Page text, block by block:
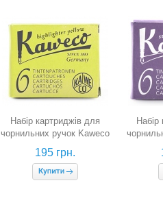
Набір картриджів для
чорнильних ручок Kaweco
(жовтого кольору, 6 шт.)
195 грн.
Набір